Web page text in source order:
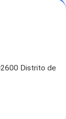
Distrito de